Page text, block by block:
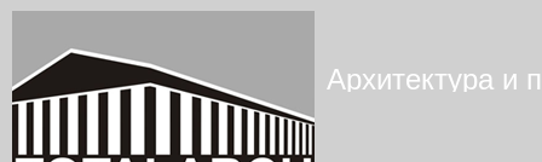
Архитектура и